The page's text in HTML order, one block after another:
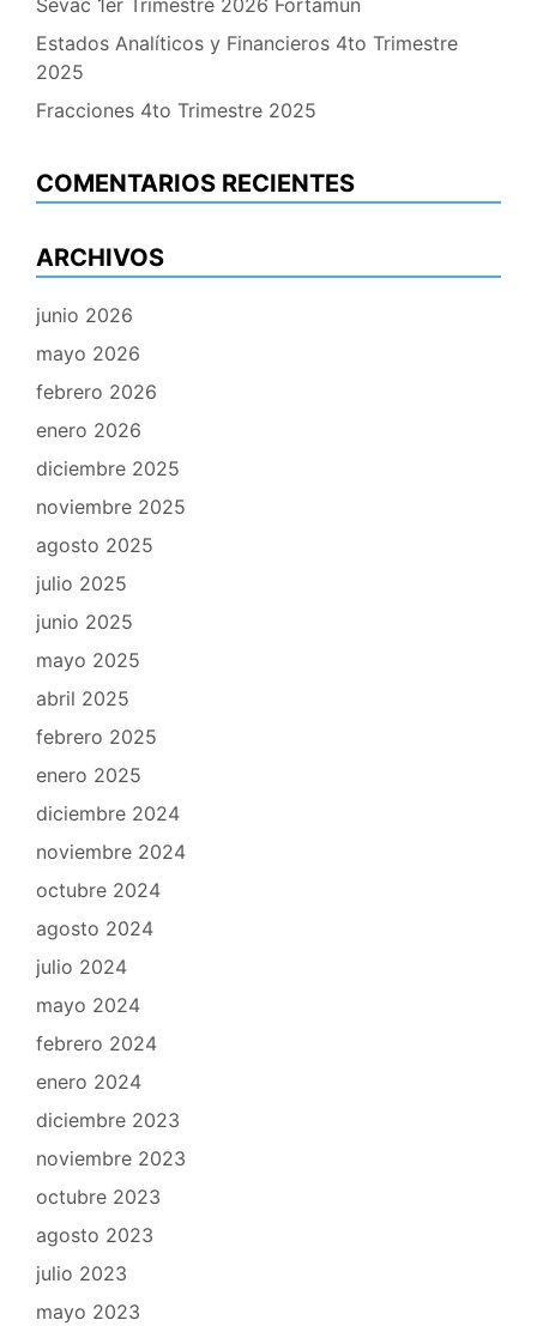
Estados Analíticos y Financieros 4to Trimestre
2025
Fracciones 4to Trimestre 2025
COMENTARIOS RECIENTES
ARCHIVOS
junio 2026
mayo 2026
febrero 2026
enero 2026
diciembre 2025
noviembre 2025
agosto 2025
julio 2025
junio 2025
mayo 2025
abril 2025
febrero 2025
enero 2025
diciembre 2024
noviembre 2024
octubre 2024
agosto 2024
julio 2024
mayo 2024
febrero 2024
enero 2024
diciembre 2023
noviembre 2023
octubre 2023
agosto 2023
julio 2023
mayo 2023